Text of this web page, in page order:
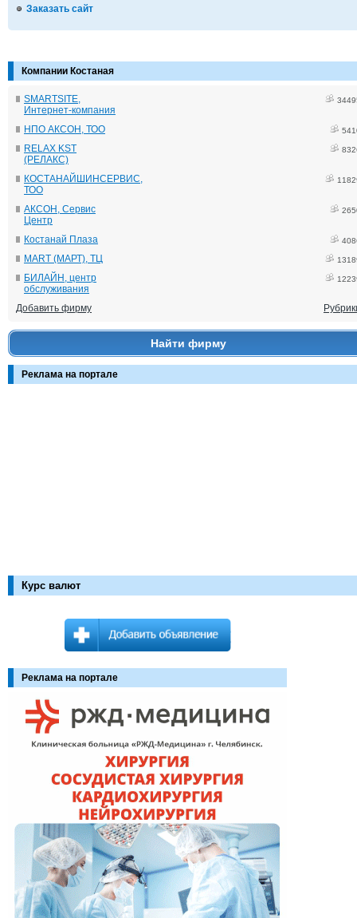
Заказать сайт
Компании Костаная
SMARTSITE,
Интернет-компания
НПО АКСОН, ТОО
RELAX KST
(РЕЛАКС)
КОСТАНАЙШИНСЕРВИС,
ТОО
АКСОН, Сервис
Центр
Костанай Плаза
MART (МАРТ), ТЦ
БИЛАЙН, центр
обслуживания
Добавить фирму
Найти фирму
Реклама на портале
Курс валют
Реклама на портале